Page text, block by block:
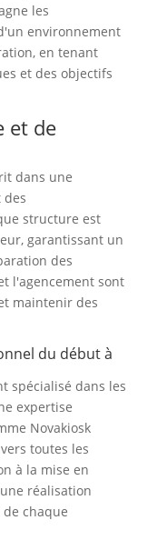
les
environnement
en tenant
et des objectifs
et de
dans une
des
structure est
garantissant un
des
l'agencement sont
maintenir des
du début à
spécialisé dans les
expertise
Novakiosk
toutes les
à la mise en
réalisation
chaque